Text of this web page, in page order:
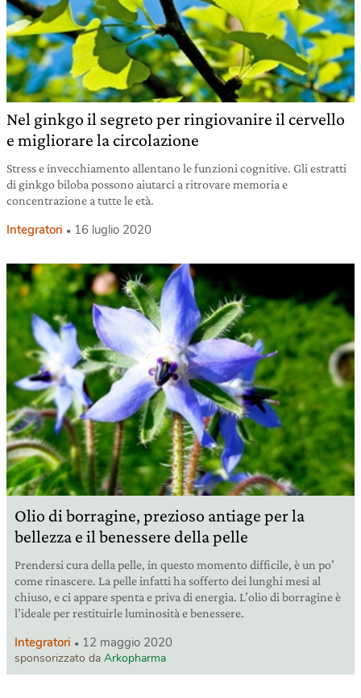
Nel ginkgo il segreto per ringiovanire il cervello
e migliorare la circolazione
Stress e invecchiamento allentano le funzioni cognitive. Gli estratti
di ginkgo biloba possono aiutarci a ritrovare memoria e
concentrazione a tutte le età.
Integratori 16 luglio 2020
Olio di borragine, prezioso antiage per la
bellezza e il benessere della pelle
Prendersi cura della pelle, in questo momento difficile, è un po’
come rinascere. La pelle infatti ha sofferto dei lunghi mesi al
chiuso, e ci appare spenta e priva di energia. L’olio di borragine è
l’ideale per restituirle luminosità e benessere.
Integratori 12 maggio 2020
sponsorizzato da Arkopharma